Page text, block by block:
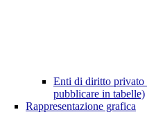
Enti di diritto privato
pubblicare in tabelle)
Rappresentazione grafica